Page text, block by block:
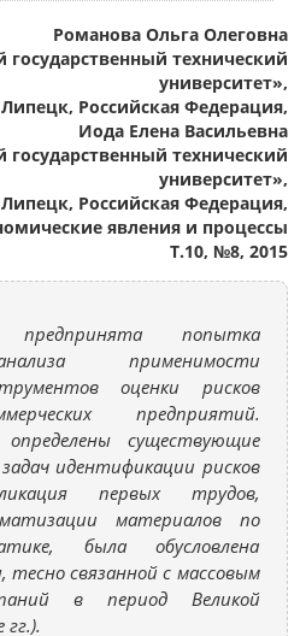
Романова Ольга Олеговна
технический
университет»,
Липецк, Российская Федерация,
Иода Елена Васильевна
технический
университет»,
Липецк, Российская Федерация,
явления и процессы
Т.10, №8, 2015
попытка
применимости
оценки рисков
предприятий.
существующие
идентификации рисков
первых трудов,
материалов по
была обусловлена
тесно связанной с массовым
в период Великой